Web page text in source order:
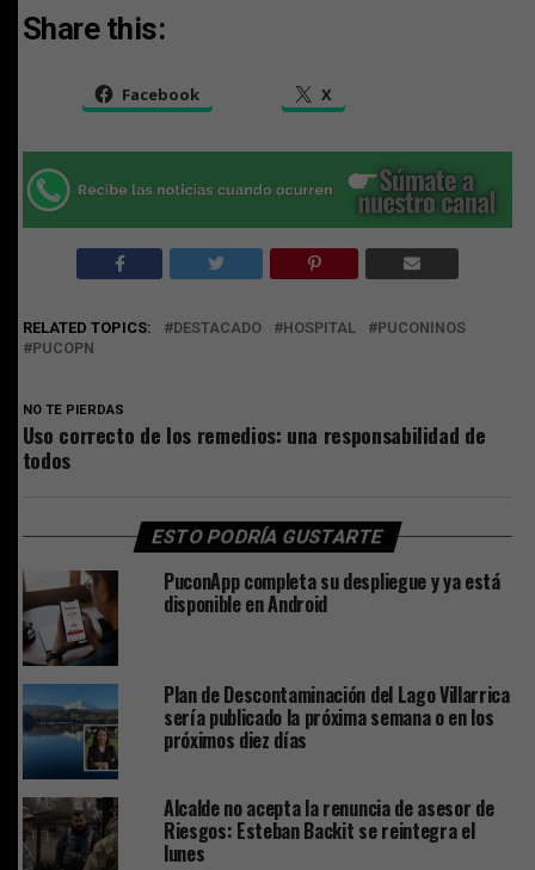
Share this:
Facebook X
RELATED TOPICS: DESTACADO HOSPITAL
PUCONINOS
PUCOPN
NO TE PIERDAS
Uso correcto de los remedios: una responsabilidad de
todos
ESTO PODRÍA GUSTARTE
PuconApp completa su despliegue y ya está
disponible en Android
Plan de Descontaminación del Lago Villarrica
sería publicado la próxima semana o en los
próximos diez días
Alcalde no acepta la renuncia de asesor de
Riesgos: Esteban Backit se reintegra el
lunes